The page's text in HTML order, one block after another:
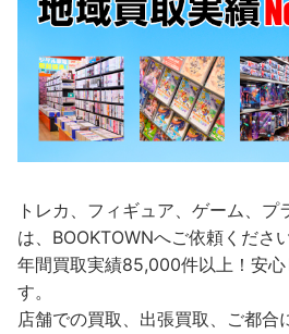
トレカ、フィギュア、ゲーム、
は、BOOKTOWNへご依頼ください
年間買取実績85,000件以上！安心
す。
店舗での買取、出張買取、ご都合